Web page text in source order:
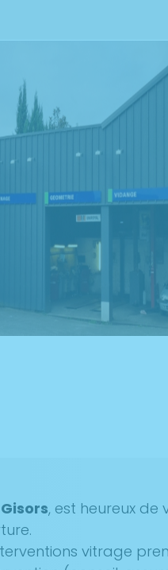
, est heureux de
vitrage